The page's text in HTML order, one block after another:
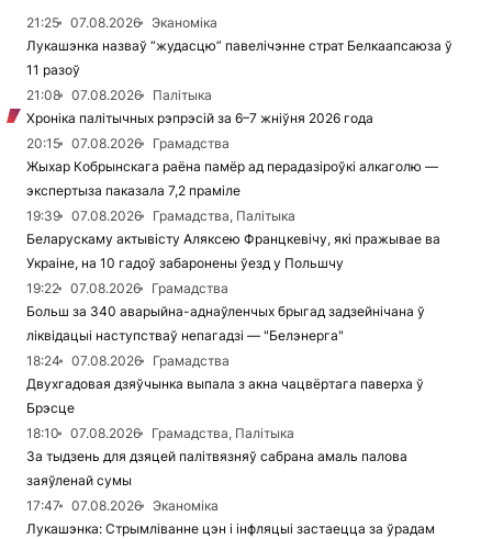
21:25 07.08.2026
Эканоміка
Лукашэнка назваў “жудасцю” павелічэнне страт Белкаапсаюза ў
11 разоў
21:08
07.08.2026
Палітыка
Хроніка палітычных рэпрэсій за 6–7 жніўня 2026 года
20:15
07.08.2026
Грамадства
Жыхар Кобрынскага раёна памёр ад перадазіроўкі алкаголю —
экспертыза паказала 7,2 праміле
19:39
07.08.2026
Грамадства, Палітыка
Беларускаму актывісту Аляксею Францкевічу, які пражывае ва
Украіне, на 10 гадоў забаронены ўезд у Польшчу
19:22
07.08.2026
Грамадства
Больш за 340 аварыйна-аднаўленчых брыгад задзейнічана ў
ліквідацыі наступстваў непагадзі — "Белэнерга"
18:24
07.08.2026
Грамадства
Двухгадовая дзяўчынка выпала з акна чацвёртага паверха ў
Брэсце
18:10
07.08.2026
Грамадства, Палітыка
За тыдзень для дзяцей палітвязняў сабрана амаль палова
заяўленай сумы
17:47
07.08.2026
Эканоміка
Лукашэнка: Стрымліванне цэн і інфляцыі застаецца за ўрадам